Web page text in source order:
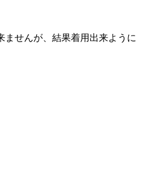
ませんが、結果着用出来ように